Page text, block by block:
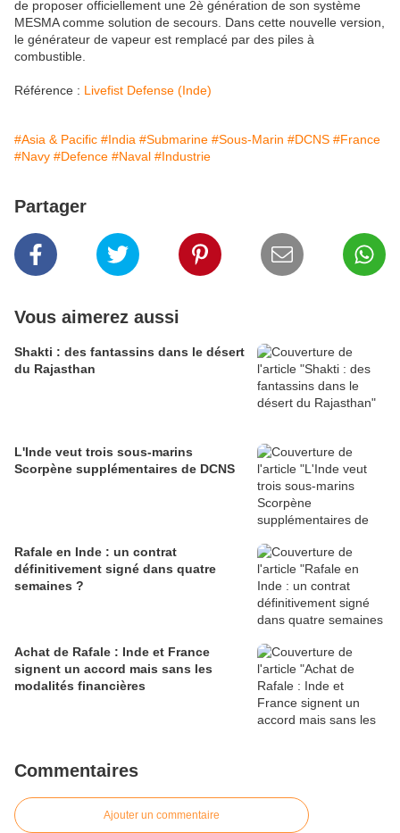
de proposer officiellement une 2è génération de son système
MESMA comme solution de secours. Dans cette nouvelle version,
le générateur de vapeur est remplacé par des piles à
combustible.
Référence : Livefist Defense (Inde)
#Asia & Pacific #India #Submarine #Sous-Marin #DCNS #France
#Navy #Defence #Naval #Industrie
Partager
Vous aimerez aussi
Shakti : des fantassins dans le désert
du Rajasthan
L'Inde veut trois sous-marins
Scorpène supplémentaires de DCNS
Rafale en Inde : un contrat
définitivement signé dans quatre
semaines ?
Achat de Rafale : Inde et France
signent un accord mais sans les
modalités financières
Commentaires
Ajouter un commentaire